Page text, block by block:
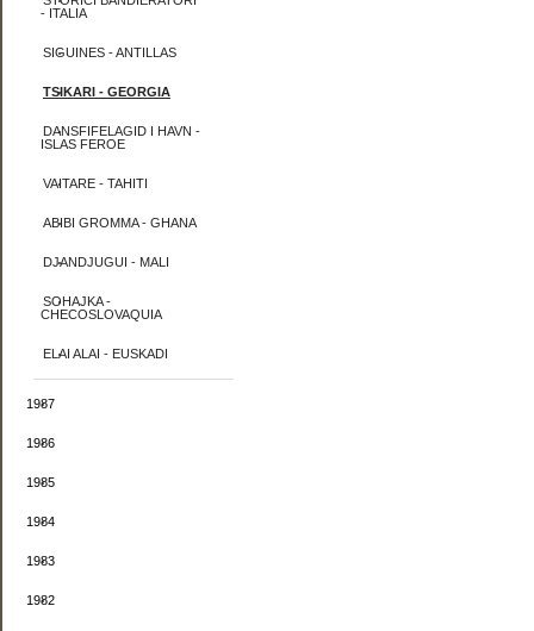
- ITALIA
SIGUINES - ANTILLAS
TSIKARI - GEORGIA
DANSFIFELAGID I HAVN -
ISLAS FEROE
VAITARE - TAHITI
ABIBI GROMMA - GHANA
DJANDJUGUI - MALI
SOHAJKA -
CHECOSLOVAQUIA
ELAI ALAI - EUSKADI
1987
1986
1985
1984
1983
1982